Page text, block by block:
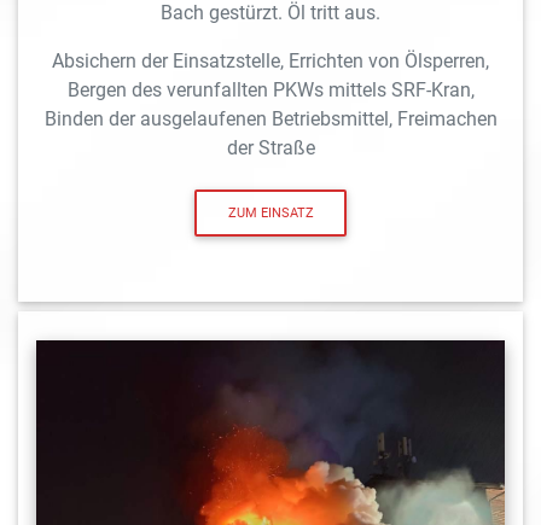
Bach gestürzt. Öl tritt aus.
Absichern der Einsatzstelle, Errichten von Ölsperren,
Bergen des verunfallten PKWs mittels SRF-Kran,
Binden der ausgelaufenen Betriebsmittel, Freimachen
der Straße
ZUM EINSATZ